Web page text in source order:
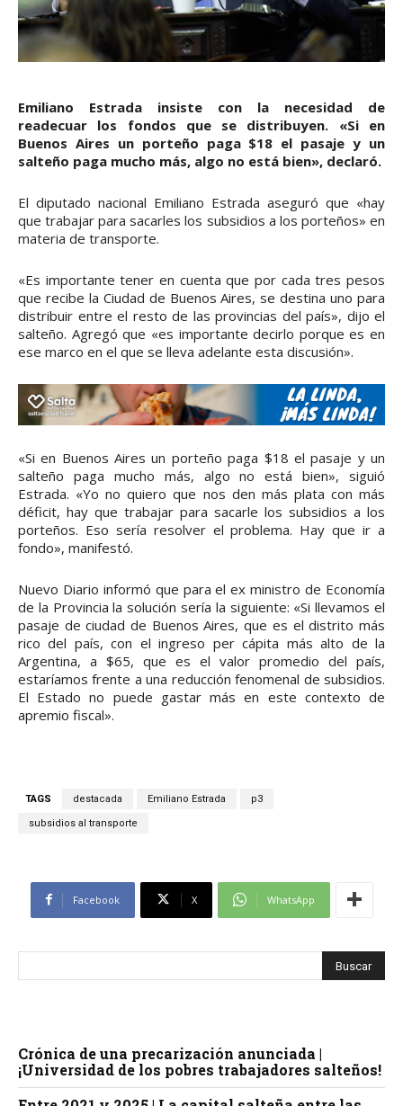
Emiliano Estrada insiste con la necesidad de
readecuar los fondos que se distribuyen. «Si en
Buenos Aires un porteño paga $18 el pasaje y un
salteño paga mucho más, algo no está bien», declaró.
El diputado nacional Emiliano Estrada aseguró que «hay
que trabajar para sacarles los subsidios a los porteños» en
materia de transporte.
«Es importante tener en cuenta que por cada tres pesos
que recibe la Ciudad de Buenos Aires, se destina uno para
distribuir entre el resto de las provincias del país», dijo el
salteño. Agregó que «es importante decirlo porque es en
ese marco en el que se lleva adelante esta discusión».
«Si en Buenos Aires un porteño paga $18 el pasaje y un
salteño paga mucho más, algo no está bien», siguió
Estrada. «Yo no quiero que nos den más plata con más
déficit, hay que trabajar para sacarle los subsidios a los
porteños. Eso sería resolver el problema. Hay que ir a
fondo», manifestó.
Nuevo Diario informó que para el ex ministro de Economía
de la Provincia la solución sería la siguiente: «Si llevamos el
pasaje de ciudad de Buenos Aires, que es el distrito más
rico del país, con el ingreso per cápita más alto de la
Argentina, a $65, que es el valor promedio del país,
estaríamos frente a una reducción fenomenal de subsidios.
El Estado no puede gastar más en este contexto de
apremio fiscal».
TAGS destacada Emiliano Estrada p3
subsidios al transporte
Facebook X WhatsApp
Crónica de una precarización anunciada |
¡Universidad de los pobres trabajadores salteños!